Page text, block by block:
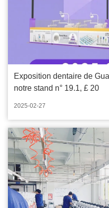
Exposition dentaire de
notre stand n° 19.1, £ 20
2025-02-27